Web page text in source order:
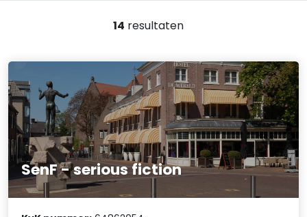
14 resultaten
SenF - serious fiction